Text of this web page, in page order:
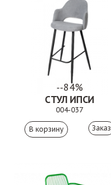
--84%
СТУЛ ИПСИ
004-037
Заказ